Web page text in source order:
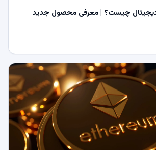
دیجیتال چیست؟ | معرفی محصول جدید